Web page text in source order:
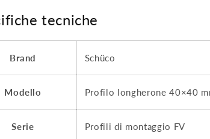
tecniche
Brand Schüco
Modello Profilo longherone 40×40
Serie Profili di montaggio FV